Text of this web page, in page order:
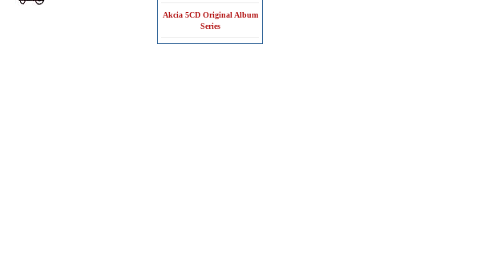
Akcia 5CD Original Album
Series